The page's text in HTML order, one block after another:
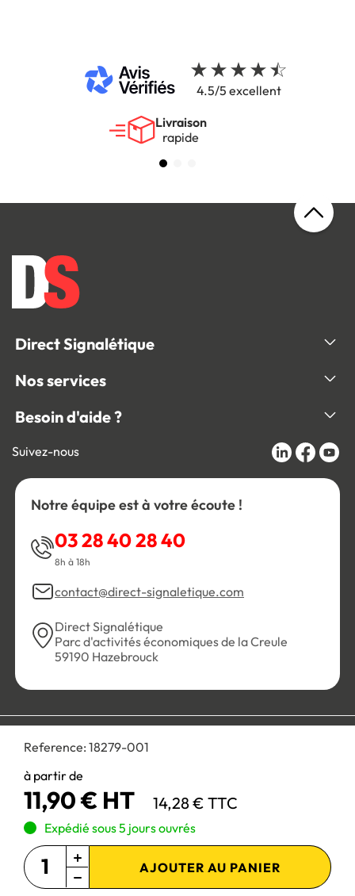
Reference: 18279-001
à partir de
11,90 € HT 14,28 € TTC
Expédié sous 5 jours ouvrés
AJOUTER AU PANIER
4.5/5 excellent
Livraison
rapide
Direct Signalétique
Nos services
Besoin d'aide ?
Suivez-nous
Notre équipe est à votre écoute !
03 28 40 28 40
8h à 18h
contact@direct-signaletique.com
Direct Signalétique
Parc d'activités économiques de la Creule
59190 Hazebrouck
Personnaliser les cookies
Paiement 100% sécurisé :
Site réservé aux professionnels